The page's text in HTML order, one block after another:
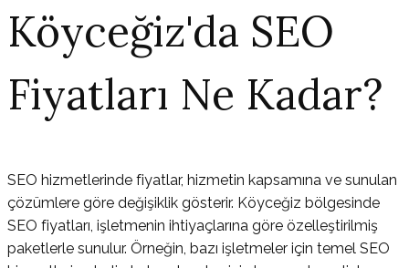
Köyceğiz'da SEO
Fiyatları Ne Kadar?
SEO hizmetlerinde fiyatlar, hizmetin kapsamına ve sunulan
çözümlere göre değişiklik gösterir. Köyceğiz bölgesinde
SEO fiyatları, işletmenin ihtiyaçlarına göre özelleştirilmiş
paketlerle sunulur. Örneğin, bazı işletmeler için temel SEO